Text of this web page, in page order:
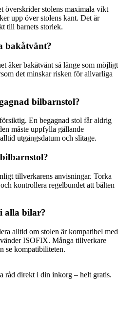
överskrider stolens maximala vikt
upp över stolens kant. Det är
till barnets storlek.
bakåtvänt?
åker bakåtvänt så länge som möjligt
det minskar risken för allvarliga
bilbarnstol?
En begagnad stol får aldrig
måste uppfylla gällande
utgångsdatum och slitage.
tillverkarens anvisningar. Torka
kontrollera regelbundet att bälten
alla bilar?
alltid om stolen är kompatibel med
ISOFIX. Många tillverkare
se kompatibiliteten.
råd direkt i din inkorg – helt gratis.